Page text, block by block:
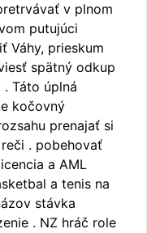
v plnom
putujúci
Váhy, prieskum
spätný odkup
Táto úplná
kočovný
prenajať si
. pobehovať
a AML
a tenis na
stávka
. NZ hráč role